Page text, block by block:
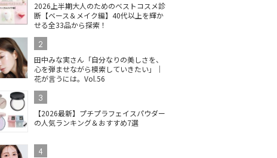
2026上半期大人のためのベストコスメ診
断【ベース＆メイク編】40代以上を輝か
せる全33品から探索！
2
田中みな実さん「自分なりの美しさを、
心を弾ませながら模索していきたい」｜
花が言うには。Vol.56
3
【2026最新】プチプラフェイスパウダー
の人気ランキング＆おすすめ7選
4